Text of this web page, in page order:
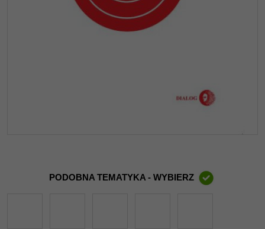
PODOBNA TEMATYKA - WYBIERZ